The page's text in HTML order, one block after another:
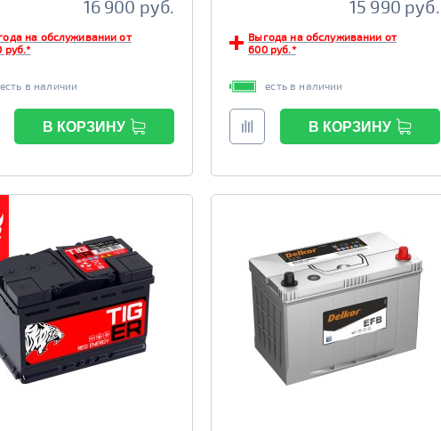
16 900 руб.
на обслуживании от
руб.*
есть в наличии
В КОРЗИНУ
15 990 руб.
Выгода на обслуживании от
600 руб.*
есть в наличии
В КОРЗИНУ